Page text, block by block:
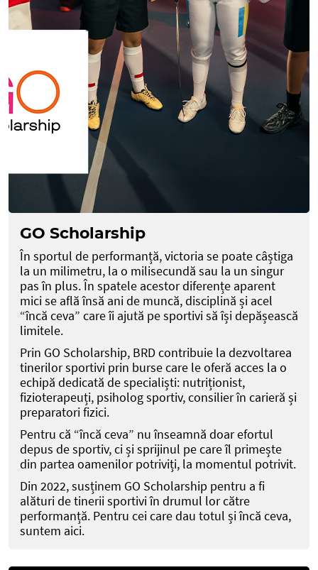
GO Scholarship
În sportul de performanță, victoria se poate câștiga
la un milimetru, la o milisecundă sau la un singur
pas în plus. În spatele acestor diferențe aparent
mici se află însă ani de muncă, disciplină și acel
“încă ceva” care îi ajută pe sportivi să își depășească
limitele.
Prin GO Scholarship, BRD contribuie la dezvoltarea
tinerilor sportivi prin burse care le oferă acces la o
echipă dedicată de specialiști: nutriționist,
fizioterapeuți, psiholog sportiv, consilier în carieră și
preparatori fizici.
Pentru că “încă ceva” nu înseamnă doar efortul
depus de sportiv, ci și sprijinul pe care îl primește
din partea oamenilor potriviți, la momentul potrivit.
Din 2022, susținem GO Scholarship pentru a fi
alături de tinerii sportivi în drumul lor către
performanță. Pentru cei care dau totul și încă ceva,
suntem aici.